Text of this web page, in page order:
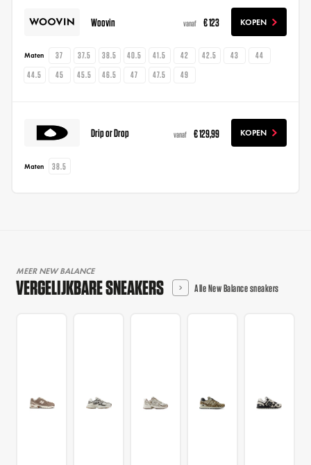
Woovin vanaf € 123 KOPEN
Maten 37 37.5 38.5 40.5 41.5 42 42.5 43
44
44.5
45 45.5 46.5 47 47.5 49
Drip or Drop vanaf € 129,99 KOPEN
Maten 38.5
MEER NEW BALANCE
VERGELIJKBARE SNEAKERS Alle New Balance sneakers